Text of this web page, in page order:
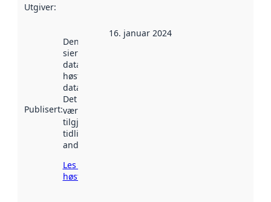
Utgiver:
Publisert:
Denne datoen
sier når
datasettet ble
høstet av
data.norge.no.
Det kan ha
vært
tilgjengelig
tidligere
andre steder.
Les mer om
høsting her
16. januar 2024